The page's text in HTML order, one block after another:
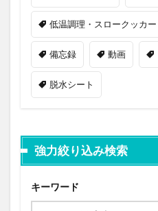
低温調理・スロークッカー
備忘録 動画
脱水シート
強力絞り込み検索
キーワード